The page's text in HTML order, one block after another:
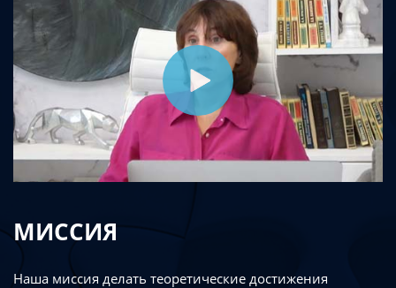
МИССИЯ
Наша миссия делать теоретические достижения